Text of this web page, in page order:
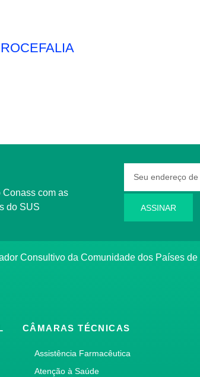
do SUS
ASSINAR
Consultivo da Comunidade dos Países
CÂMARAS TÉCNICAS
Assistência Farmacêutica
Atenção à Saúde